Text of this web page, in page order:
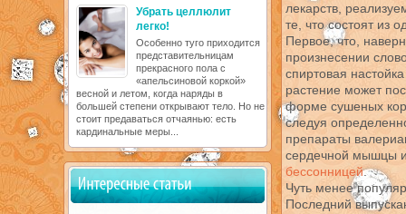
Убрать целлюлит
легко!
Особенно туго приходится
представительницам
прекрасного пола с
«апельсиновой коркой»
весной и летом, когда наряды в
большей степени открывают тело. Но не
стоит предаваться отчаянью: есть
кардинальные меры...
лекарств,
те, что состоят из
Первое, что,
произнесении
спиртовая
растение может
форме сушеных
следуя
препараты
сердечной мышцы и
бессонницей.
Чуть менее
Последний